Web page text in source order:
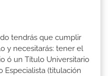
tendrás que cumplir
y necesitarás: tener el
ó un Título Universitario
Especialista (titulación